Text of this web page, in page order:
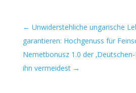
← Unwiderstehliche ungarische
garantieren: Hochgenuss für
Nemetbonusz 1.0 der
ihn vermeidest→